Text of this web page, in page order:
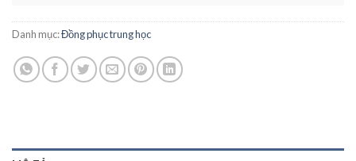
Danh mục:Đồng phục trung học